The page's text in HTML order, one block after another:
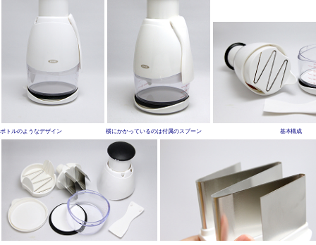
ボトルのようなデザイン 横にかかっているのは付属のスプーン 基本構成